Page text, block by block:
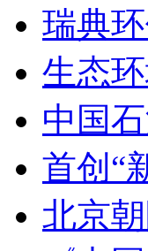
瑞典
生态
中国
首创“
北京